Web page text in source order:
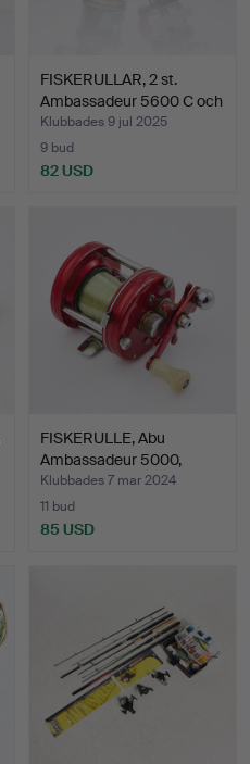
FISKERULLAR, 2 st.
Ambassadeur 5600 C och
…
Klubbades 9 jul 2025
9 bud
82 USD
FISKERULLE, Abu
Ambassadeur 5000,
1960-tal…
Klubbades 7 mar 2024
11 bud
85 USD